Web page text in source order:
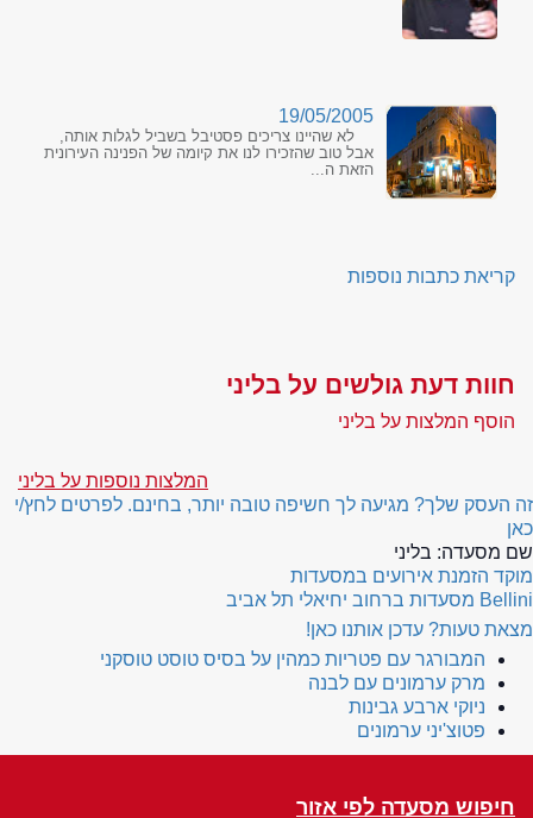
19/05/2005
לא שהיינו צריכים פסטיבל בשביל לגלות אותה,
אבל טוב שהזכירו לנו את קיומה של הפנינה העירונית
הזאת ה...
קריאת כתבות נוספות
חוות דעת גולשים על בליני
הוסף המלצות על בליני
המלצות נוספות על בליני
זה העסק שלך? מגיעה לך חשיפה טובה יותר, בחינם. לפרטים לחץ/י
כאן
שם מסעדה: בליני
מוקד הזמנת אירועים במסעדות
Bellini מסעדות ברחוב יחיאלי תל אביב
מצאת טעות? עדכן אותנו כאן!
המבורגר עם פטריות כמהין על בסיס טוסט טוסקני
מרק ערמונים עם לבנה
ניוקי ארבע גבינות
פטוצ'יני ערמונים
חיפוש מסעדה לפי אזור